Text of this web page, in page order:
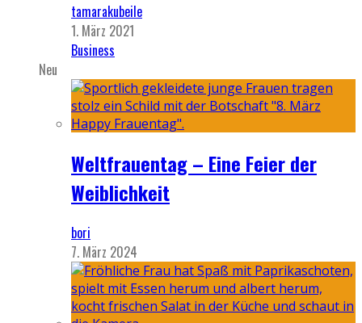
tamarakubeile
1. März 2021
Business
Neu
Weltfrauentag – Eine Feier der
Weiblichkeit
bori
7. März 2024